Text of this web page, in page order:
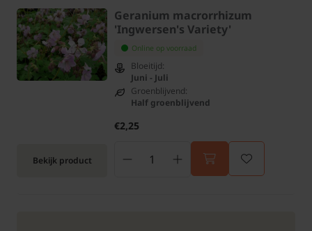
Bekijk product
Geranium macrorrhizum
'Ingwersen's Variety'
Online op voorraad
Bloeitijd:
Juni - Juli
Groenblijvend:
Half groenblijvend
€2,25